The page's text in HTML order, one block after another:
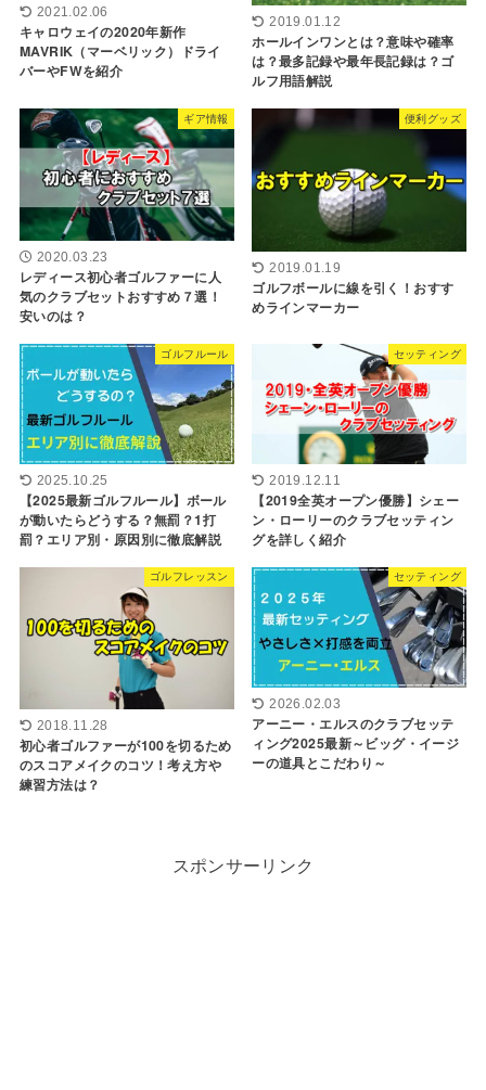
2021.02.06
キャロウェイの2020年新作
MAVRIK（マーベリック）ドライ
バーやFWを紹介
2019.01.12
ホールインワンとは？意味や確率
は？最多記録や最年長記録は？ゴ
ルフ用語解説
ギア情報
2020.03.23
レディース初心者ゴルファーに人
気のクラブセットおすすめ７選！
安いのは？
便利グッズ
2019.01.19
ゴルフボールに線を引く！おすす
めラインマーカー
ゴルフルール
2025.10.25
【2025最新ゴルフルール】ボール
が動いたらどうする？無罰？1打
罰？エリア別・原因別に徹底解説
セッティング
2019.12.11
【2019全英オープン優勝】シェー
ン・ローリーのクラブセッティン
グを詳しく紹介
ゴルフレッスン
2018.11.28
初心者ゴルファーが100を切るため
のスコアメイクのコツ！考え方や
練習方法は？
セッティング
2026.02.03
アーニー・エルスのクラブセッテ
ィング2025最新～ビッグ・イージ
ーの道具とこだわり～
スポンサーリンク